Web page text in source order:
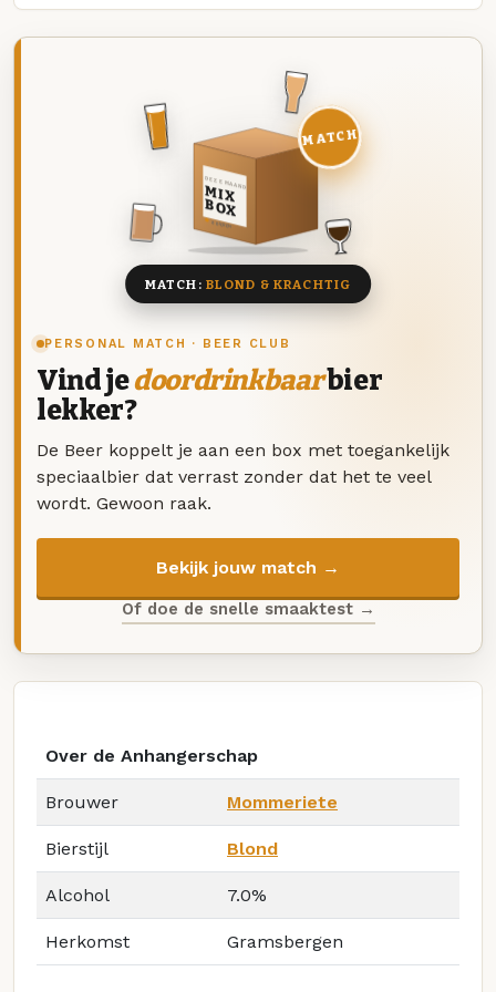
PERSONAL MATCH · BEER CLUB
Vind jedoordrinkbaarbier
lekker?
De Beer koppelt je aan een box met toegankelijk
speciaalbier dat verrast zonder dat het te veel
wordt. Gewoon raak.
Bekijk jouw match →
Of doe de snelle smaaktest →
DEZE MAAND
MIX
BOX
8 BIEREN
MATCH
MATCH: BLOND & KRACHTIG
Over de Anhangerschap
Brouwer Mommeriete
Bierstijl Blond
Alcohol 7.0%
Herkomst Gramsbergen